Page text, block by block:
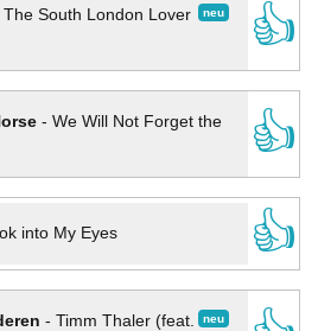
neu
The South London Lover
👍
- We Will Not Forget the
👍
into My Eyes
👍
neu
- Timm Thaler (feat.